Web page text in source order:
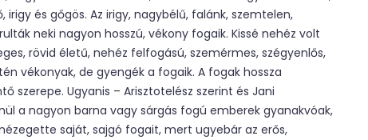
és gőgös. Az irigy, nagybélű, falánk, szemtelen,
neki nagyon hosszú, vékony fogaik. Kissé nehéz volt
rövid életű, nehéz felfogású, szemérmes, szégyenlős,
vékonyak, de gyengék a fogaik. A fogak hossza
szerepe. Ugyanis – Arisztotelész szerint és Jani
a nagyon barna vagy sárgás fogú emberek gyanakvóak,
saját, sajgó fogait, mert ugyebár az erős,